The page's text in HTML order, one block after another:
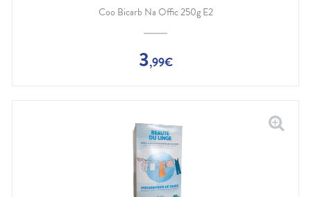
Coo Bicarb Na Offic 250g E2
3,99€